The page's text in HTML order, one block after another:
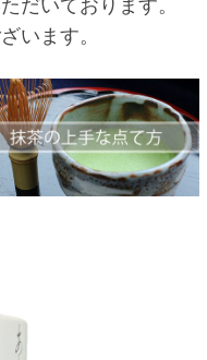
だいております。
います。